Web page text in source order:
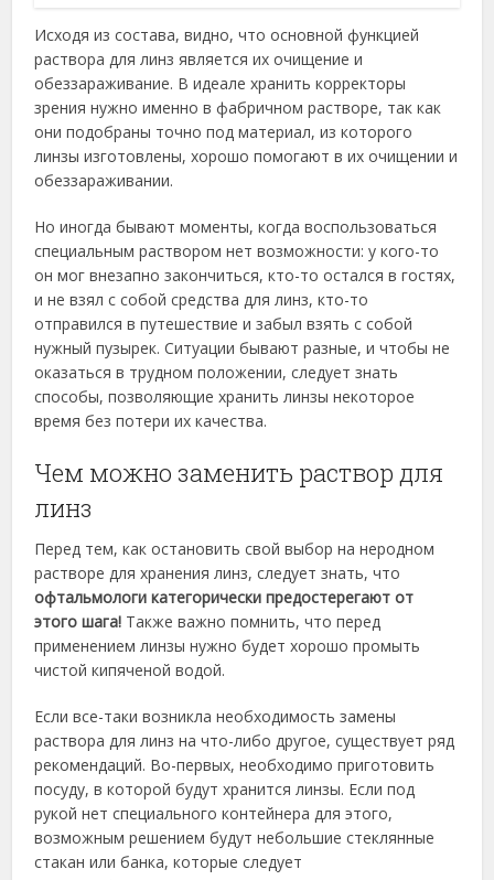
Исходя из состава, видно, что основной функцией
раствора для линз является их очищение и
обеззараживание. В идеале хранить корректоры
зрения нужно именно в фабричном растворе, так как
они подобраны точно под материал, из которого
линзы изготовлены, хорошо помогают в их очищении и
обеззараживании.
Но иногда бывают моменты, когда воспользоваться
специальным раствором нет возможности: у кого-то
он мог внезапно закончиться, кто-то остался в гостях,
и не взял с собой средства для линз, кто-то
отправился в путешествие и забыл взять с собой
нужный пузырек. Ситуации бывают разные, и чтобы не
оказаться в трудном положении, следует знать
способы, позволяющие хранить линзы некоторое
время без потери их качества.
Чем можно заменить раствор для
линз
Перед тем, как остановить свой выбор на неродном
растворе для хранения линз, следует знать, что
офтальмологи категорически предостерегают от
этого шага! Также важно помнить, что перед
применением линзы нужно будет хорошо промыть
чистой кипяченой водой.
Если все-таки возникла необходимость замены
раствора для линз на что-либо другое, существует ряд
рекомендаций. Во-первых, необходимо приготовить
посуду, в которой будут хранится линзы. Если под
рукой нет специального контейнера для этого,
возможным решением будут небольшие стеклянные
стакан или банка, которые следует